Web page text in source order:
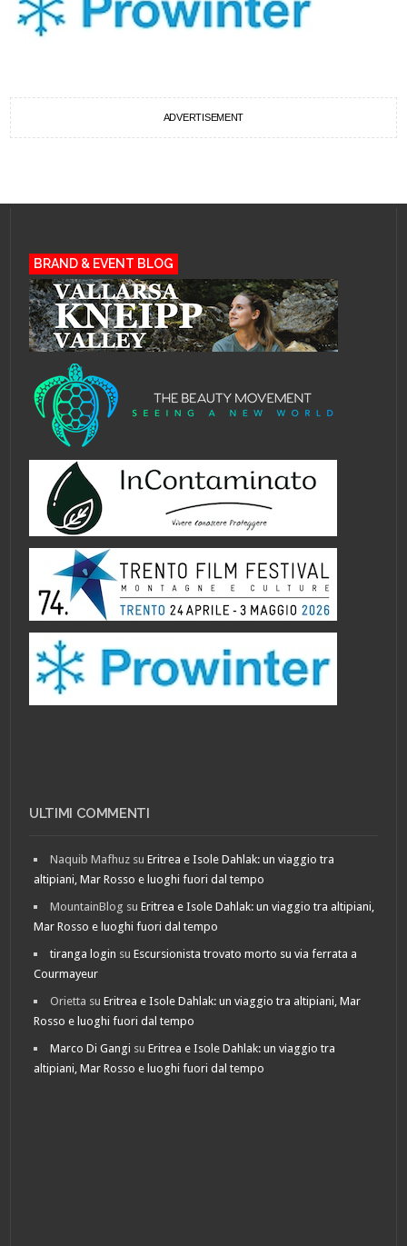
ADVERTISEMENT
BRAND & EVENT BLOG
ULTIMI COMMENTI
Naquib Mafhuz suEritrea e Isole Dahlak: un viaggio tra
altipiani, Mar Rosso e luoghi fuori dal tempo
MountainBlog suEritrea e Isole Dahlak: un viaggio tra altipiani,
Mar Rosso e luoghi fuori dal tempo
tiranga login suEscursionista trovato morto su via ferrata a
Courmayeur
Orietta suEritrea e Isole Dahlak: un viaggio tra altipiani, Mar
Rosso e luoghi fuori dal tempo
Marco Di Gangi suEritrea e Isole Dahlak: un viaggio tra
altipiani, Mar Rosso e luoghi fuori dal tempo